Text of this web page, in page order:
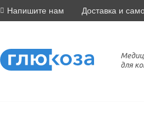
Напишите нам Доставка и
для